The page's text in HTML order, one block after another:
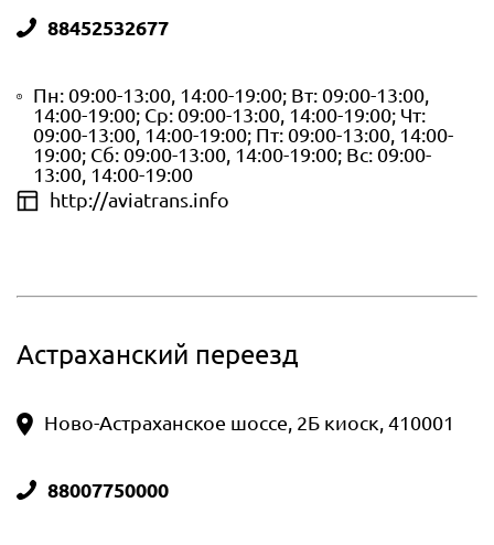
88452532677
Пн: 09:00-13:00, 14:00-19:00; Вт: 09:00-13:00,
14:00-19:00; Ср: 09:00-13:00, 14:00-19:00; Чт:
09:00-13:00, 14:00-19:00; Пт: 09:00-13:00, 14:00-
19:00; Сб: 09:00-13:00, 14:00-19:00; Вс: 09:00-
13:00, 14:00-19:00
http://aviatrans.info
Астраханский переезд
Ново-Астраханское шоссе, 2Б киоск, 410001
88007750000